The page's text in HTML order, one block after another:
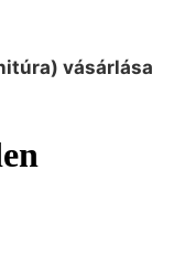
vásárlása